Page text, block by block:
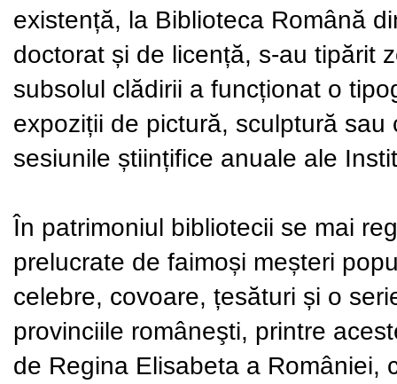
existență, la Biblioteca Română
doctorat și de licență, s-au tipărit
subsolul clădirii a funcționat o
expoziții de pictură, sculptură
sesiunile științifice anuale ale
În patrimoniul bibliotecii se mai
prelucrate de faimoși meșteri
celebre, covoare, țesături și o
provinciile româneşti, printre
de Regina Elisabeta a României,